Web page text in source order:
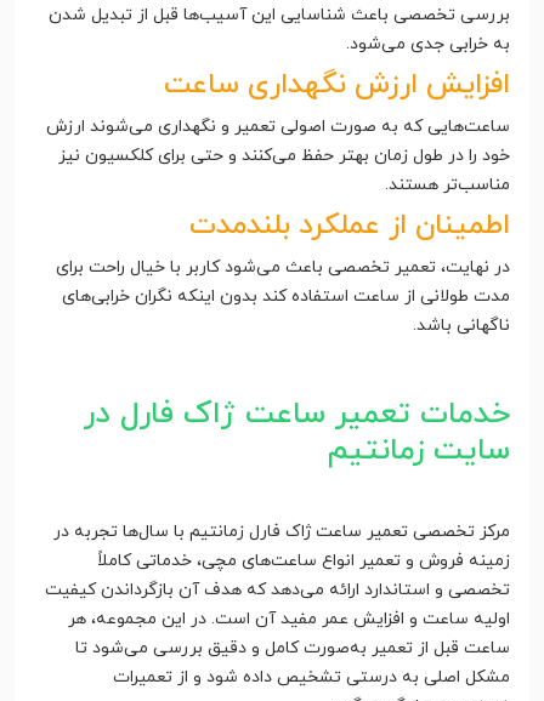
بررسی تخصصی باعث شناسایی این آسیب‌ها قبل از تبدیل شدن
به خرابی جدی می‌شود.
افزایش ارزش نگهداری ساعت
ساعت‌هایی که به صورت اصولی تعمیر و نگهداری می‌شوند ارزش
خود را در طول زمان بهتر حفظ می‌کنند و حتی برای کلکسیون نیز
مناسب‌تر هستند.
اطمینان از عملکرد بلندمدت
در نهایت، تعمیر تخصصی باعث می‌شود کاربر با خیال راحت برای
مدت طولانی از ساعت استفاده کند بدون اینکه نگران خرابی‌های
ناگهانی باشد.
خدمات تعمیر ساعت ژاک فارل در
سایت زمانتیم
مرکز تخصصی تعمیر ساعت ژاک فارل زمانتیم با سال‌ها تجربه در
زمینه فروش و تعمیر انواع ساعت‌های مچی، خدماتی کاملاً
تخصصی و استاندارد ارائه می‌دهد که هدف آن بازگرداندن کیفیت
اولیه ساعت و افزایش عمر مفید آن است. در این مجموعه، هر
ساعت قبل از تعمیر به‌صورت کامل و دقیق بررسی می‌شود تا
مشکل اصلی به درستی تشخیص داده شود و از تعمیرات